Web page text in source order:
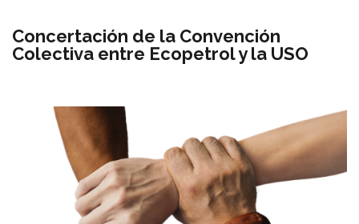
Concertación de la Convención
Colectiva entre Ecopetrol y la USO